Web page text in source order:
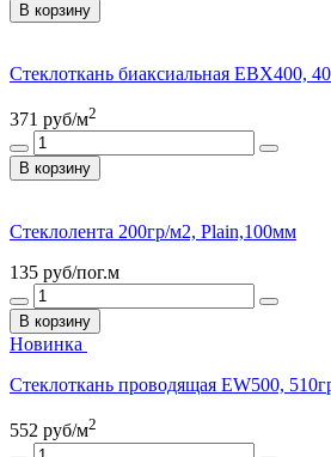
В корзину
Стеклоткань биаксиальная ЕВХ400,
371 руб/м2
В корзину
Стеклолента 200гр/м2, Plain,100мм
135 руб/пог.м
В корзину
Новинка
Стеклоткань проводящая EW500,
552 руб/м2